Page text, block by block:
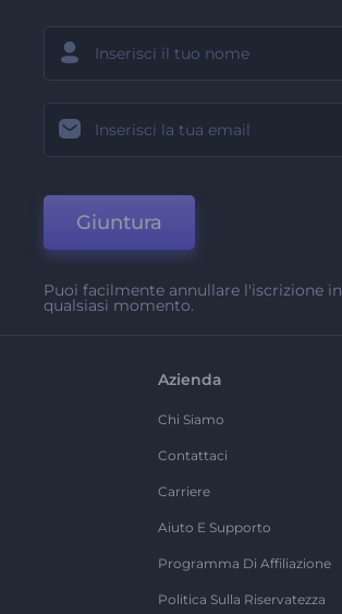
Giuntura
Puoi facilmente annullare l'iscrizione in
qualsiasi momento.
Azienda
Chi Siamo
Contattaci
Carriere
Aiuto E Supporto
Programma Di Affiliazione
Politica Sulla Riservatezza